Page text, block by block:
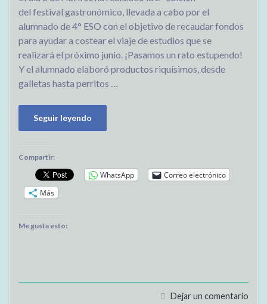
del festival gastronómico, llevada a cabo por el
alumnado de 4° ESO con el objetivo de recaudar fondos
para ayudar a costear el viaje de estudios que se
realizará el próximo junio. ¡Pasamos un rato estupendo!
Y el alumnado elaboró productos riquísimos, desde
galletas hasta perritos …
Seguir leyendo
Compartir:
WhatsApp
Correo electrónico
Más
Me gusta esto:
Dejar un comentario